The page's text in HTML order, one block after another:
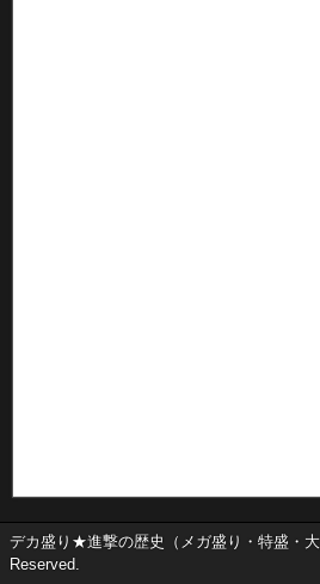
デカ盛り★進撃の歴史（メガ盛り・特盛・
Reserved.